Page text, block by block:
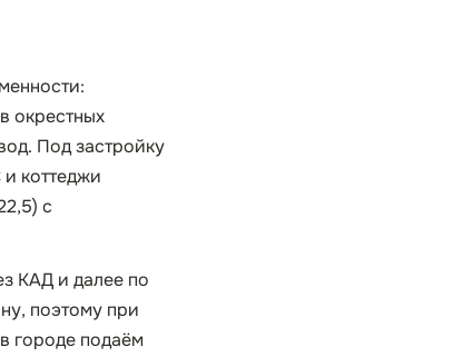
окрестных
Под застройку
коттеджи
с
КАД и далее по
поэтому при
городе подаём